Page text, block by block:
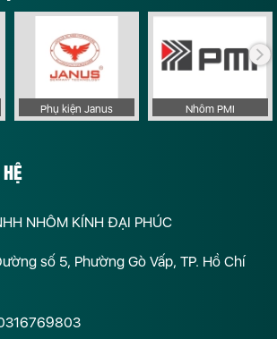
Phụ kiện Janus Nhôm PMI
NHÔM KÍNH ĐẠI PHÚC
số 5, Phường Gò Vấp, TP. Hồ Chí